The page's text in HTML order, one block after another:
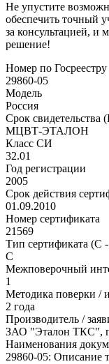
Не упустите
обеспечить точный
за консультацией, и
решение!
Номер по Госреестру
29860-05
Модель
Россия
Срок свидетельства
МЦВТ-ЭТАЛОН
Класс СИ
32.01
Год регистрации
2005
Срок действия
01.09.2010
Номер сертификата
21569
Тип сертификата (C
С
Межповерочный
1
Методика поверки /
2 года
Производитель /
ЗАО "Эталон ТКС",
Наименования
29860-05: Описание